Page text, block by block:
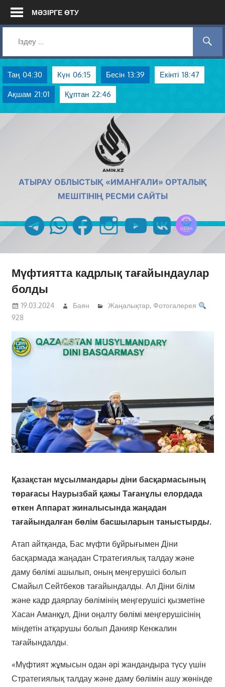
Skip
МӘЗІРГЕ ӨТУ
Таң 04:30 Күн 06:15 Бесін 13:39 Екінті 18:47
Ақшам 21:01 Құптан 22:46
АТЫРАУ ОБЛЫСТЫҚ «ИМАНҒАЛИ» ОРТАЛЫҚ
МЕШІТІНІҢ РЕСМИ САЙТЫ
telegramwhatsappfacebookinstagramyoutubevk
Мүфтиятта кадрлық тағайындаулар
болды
19.03.2024 Баян Жаңалықтар, Фотогалерея
928
Қазақстан мұсылмандары діни басқармасының
төрағасы Наурызбай қажы Тағанұлы елордада
өткен Аппарат жиналысында жаңадан
тағайындалған бөлім басшыларын таныстырды.
Атап айтқанда, Бас мүфти бұйрығымен Діни
басқармада жаңадан Стратегиялық талдау және
даму бөлімі ашылып, оның меңгерушісі болып
Смайыл Сейтбеков тағайындалды. Ал Діни білім
және кадр даярлау бөлімінің меңгерушісі қызметіне
Хасан Аманқұл, Діни оңалту бөлімі меңгерушісінің
міндетін атқарушы болып Данияр Кенжалин
тағайындалды.
«Мүфтият жұмысын одан әрі жандандыра түсу үшін
Стратегиялық талдау және даму бөлімін ашу жөнінде